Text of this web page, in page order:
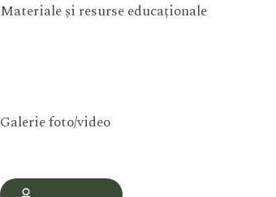
Materiale și resurse educaționale
Galerie foto/video